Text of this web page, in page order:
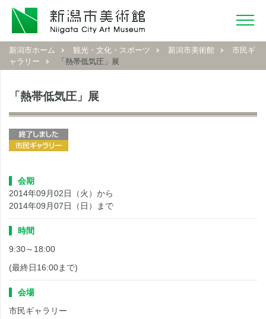
新潟市ホーム 観光・文化・スポーツ 新潟市美術館
市民ギ
ャラリー
「熱帯低気圧」展
「熱帯低気圧」展
会期
2014年09月02日（火）から
2014年09月07日（日）まで
時間
9:30～18:00
(最終日16:00まで)
会場
市民ギャラリー